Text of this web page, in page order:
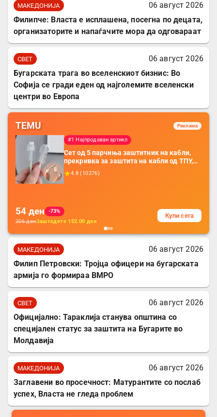
МАКЕДОНИЈА
06 август 2026
Филипче: Власта е исплашена, посегна по децата,
организаторите и напаѓачите мора да одговараат
СВЕТ
06 август 2026
Бугарската трага во вселенскиот бизнис: Во
Софија се гради еден од најголемите вселенски
центри во Европа
TEMU Реклама
#1 Најпродаван артикл
Сет од 5 парчиња заштитник на кабли,
прекривка за заштита на кабли од ТПУ,
додатоци за заштита на кабли, без
батерија, за мобилни телефони, комплет
4.8 ( 10276)
54 ден
-73%
206денЗаштедете 152.00 ден
Купи сега
МАКЕДОНИЈА
06 август 2026
Филип Петровски: Тројца офицери на бугарската
армија го формираа ВМРО
СВЕТ
06 август 2026
Официјално: Тараклија станува општина со
специјален статус за заштита на Бугарите во
Молдавија
МАКЕДОНИЈА
06 август 2026
Заглавени во просечност: Матурантите со послаб
успех, Власта не гледа проблем